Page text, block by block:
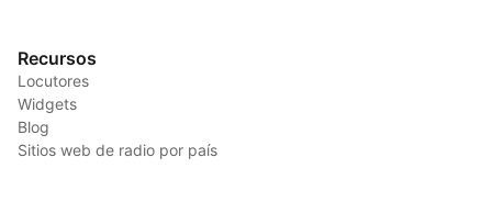
Recursos
Locutores
Widgets
Blog
Sitios web de radio por país